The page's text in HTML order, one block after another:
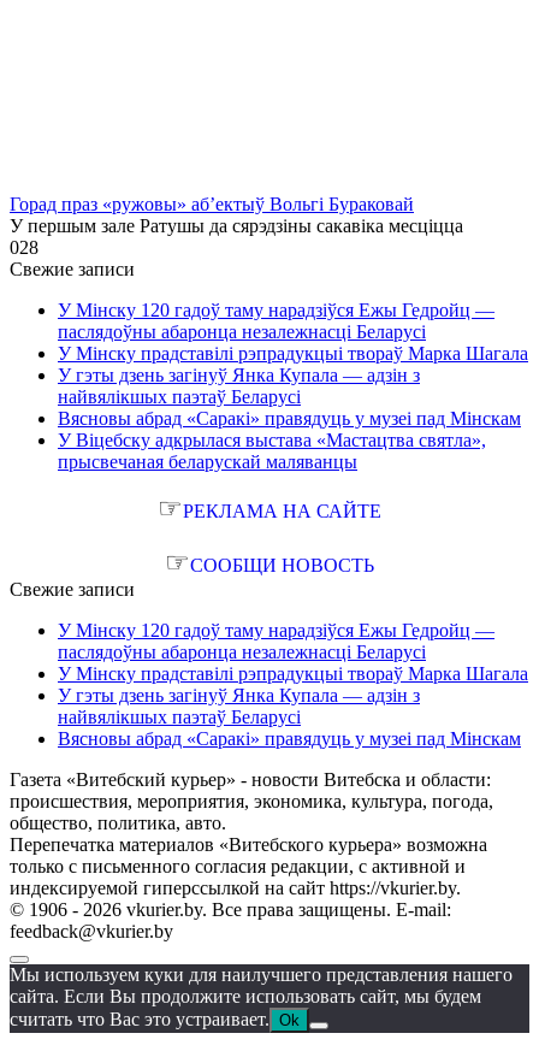
Горад праз «ружовы» аб’ектыў Вольгі Бураковай
У першым зале Ратушы да сярэдзіны сакавіка месціцца
028
Свежие записи
У Мінску 120 гадоў таму нарадзіўся Ежы Гедройц —
паслядоўны абаронца незалежнасці Беларусі
У Мінску прадставілі рэпрадукцыі твораў Марка Шагала
У гэты дзень загінуў Янка Купала — адзін з
найвялікшых паэтаў Беларусі
Вясновы абрад «Саракі» правядуць у музеі пад Мінскам
У Віцебску адкрылася выстава «Мастацтва святла»,
прысвечаная беларускай маляванцы
☞РЕКЛАМА НА САЙТЕ
☞СООБЩИ НОВОСТЬ
Свежие записи
У Мінску 120 гадоў таму нарадзіўся Ежы Гедройц —
паслядоўны абаронца незалежнасці Беларусі
У Мінску прадставілі рэпрадукцыі твораў Марка Шагала
У гэты дзень загінуў Янка Купала — адзін з
найвялікшых паэтаў Беларусі
Вясновы абрад «Саракі» правядуць у музеі пад Мінскам
Газета «Витебский курьер» - новости Витебска и области:
происшествия, мероприятия, экономика, культура, погода,
общество, политика, авто.
Перепечатка материалов «Витебского курьера» возможна
только с письменного согласия редакции, с активной и
индексируемой гиперссылкой на сайт https://vkurier.by.
© 1906 - 2026 vkurier.by. Все права защищены. E-mail:
feedback@vkurier.by
Мы используем куки для наилучшего представления нашего
сайта. Если Вы продолжите использовать сайт, мы будем
считать что Вас это устраивает. Ok